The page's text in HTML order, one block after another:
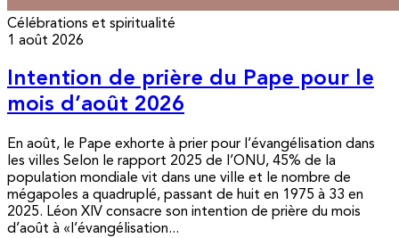
Célébrations et spiritualité
1 août 2026
Intention de prière du Pape pour le
mois d’août 2026
En août, le Pape exhorte à prier pour l’évangélisation dans
les villes Selon le rapport 2025 de l’ONU, 45% de la
population mondiale vit dans une ville et le nombre de
mégapoles a quadruplé, passant de huit en 1975 à 33 en
2025. Léon XIV consacre son intention de prière du mois
d’août à «l’évangélisation...